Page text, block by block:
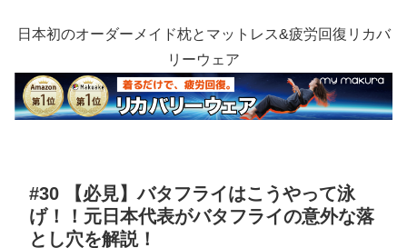
日本初のオーダーメイド枕とマットレス&疲労回復リカバ
リーウェア
#30 【必見】バタフライはこうやって泳
げ！！元日本代表がバタフライの意外な落
とし穴を解説！